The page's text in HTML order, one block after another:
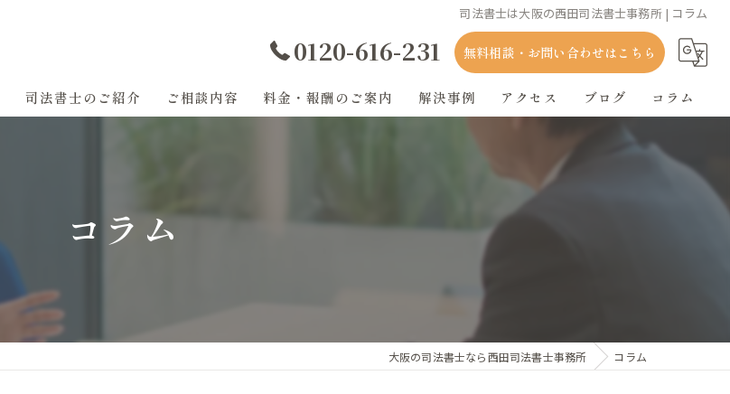
司法書士は大阪の西田司法書士事務所 | コラム
0120-616-231 無料相談・お問い合わせはこちら
司法書士のご紹介 ご相談内容
登記
料金・報酬のご案内 解決事例 アクセス ブログ コラム
コラム
大阪の司法書士なら西田司法書士事務所 コラム